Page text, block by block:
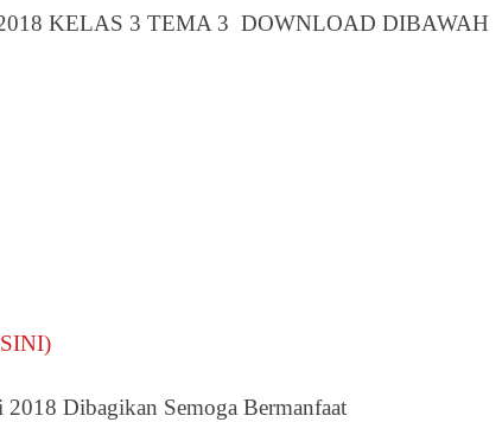
KELAS 3 TEMA 3 DOWNLOAD DIBAWAH
Dibagikan Semoga Bermanfaat